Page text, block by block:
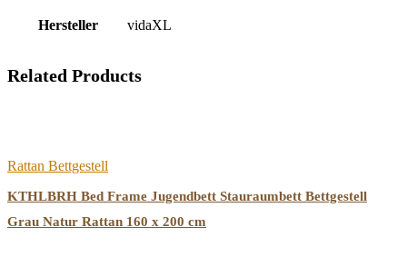
Hersteller ‎vidaXL
Related Products
Rattan Bettgestell
KTHLBRH Bed Frame Jugendbett Stauraumbett Bettgestell
Grau Natur Rattan 160 x 200 cm